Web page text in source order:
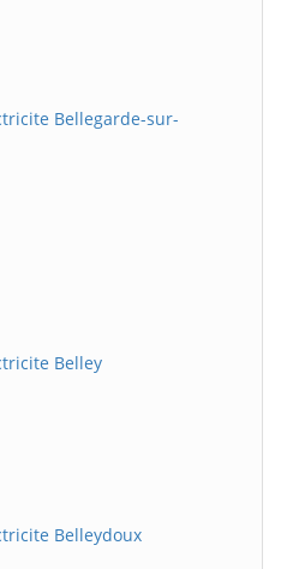
Bellegarde-sur-
Belley
Belleydoux